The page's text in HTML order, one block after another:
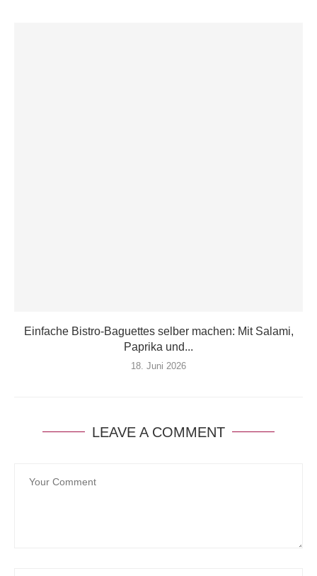
Einfache Bistro-Baguettes selber machen: Mit Salami,
Paprika und...
18. Juni 2026
LEAVE A COMMENT